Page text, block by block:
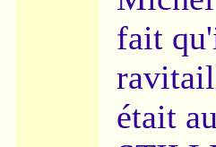
fait
était